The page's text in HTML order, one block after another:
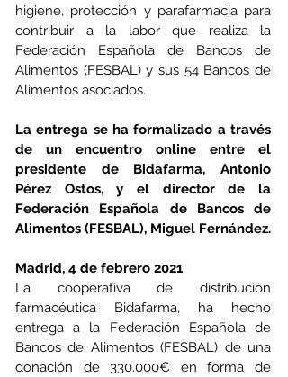
higiene, protección y parafarmacia para
contribuir a la labor que realiza la
Federación Española de Bancos de
Alimentos (FESBAL) y sus 54 Bancos de
Alimentos asociados.
La entrega se ha formalizado a través
de un encuentro online entre el
presidente de Bidafarma, Antonio
Pérez Ostos, y el director de la
Federación Española de Bancos de
Alimentos (FESBAL), Miguel Fernández.
Madrid, 4 de febrero 2021
La cooperativa de distribución
farmacéutica Bidafarma, ha hecho
entrega a la Federación Española de
Bancos de Alimentos (FESBAL) de una
donación de 330.000€ en forma de